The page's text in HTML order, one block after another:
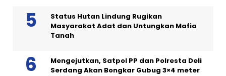
Status Hutan Lindung Rugikan
Masyarakat Adat dan Untungkan Mafia
Tanah
Mengejutkan, Satpol PP dan Polresta Deli
Serdang Akan Bongkar Gubug 3×4 meter